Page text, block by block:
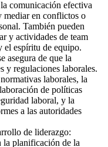
comunicación efectiva
mediar en conflictos o
También pueden
y actividades de team
el espíritu de equipo.
asegura de que la
y regulaciones laborales.
laborales, la
de políticas
laboral, y la
a las autoridades
de liderazgo:
la planificación de la